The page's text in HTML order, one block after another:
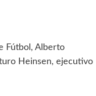
Fútbol, Alberto
Heinsen, ejecutivo